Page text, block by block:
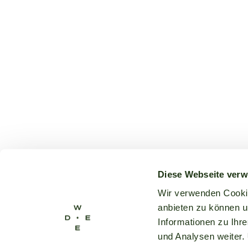
Diese Webseite
Wir verwenden
anbieten zu können
Informationen zu
und Analysen